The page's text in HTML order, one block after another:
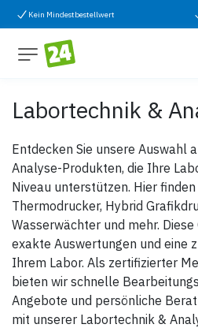
Zum Inhalt springen
Kein Mindestbestellwert
Labortechnik &
Entdecken Sie unsere Auswahl
Analyse-Produkten, die Ihre
Niveau unterstützen. Hier
Thermodrucker, Hybrid
Wasserwächter und mehr.
exakte Auswertungen und eine
Ihrem Labor. Als zertifizierter
bieten wir schnelle
Angebote und persönliche
mit unserer Labortechnik &